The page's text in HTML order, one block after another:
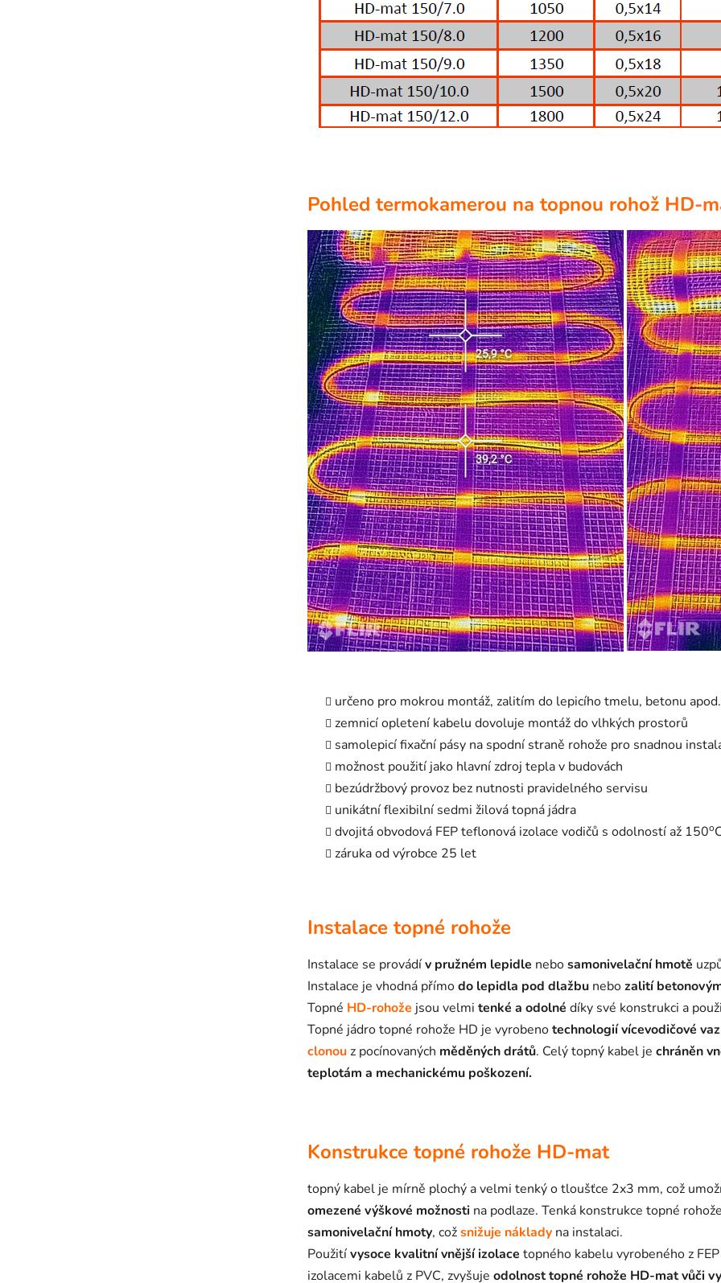
Pohled termokamerou na topnou rohož HD-
určeno pro mokrou montáž, zalitím do lepicího tmelu, betonu apod.
zemnicí opletení kabelu dovoluje montáž do vlhkých prostorů
samolepicí fixační pásy na spodní straně rohože pro snadnou
možnost použití jako hlavní zdroj tepla v budovách
bezúdržbový provoz bez nutnosti pravidelného servisu
unikátní flexibilní sedmi žilová topná jádra
dvojitá obvodová FEP teflonová izolace vodičů s odolností až 150o
záruka od výrobce 25 let
Instalace topné rohože
Instalace se provádív pružném lepidle nebosamonivelační hmotě
Instalace je vhodná přímodo lepidla pod dlažbu nebozalití
Topné HD-rohože jsou velmi tenké a odolné díky své konstrukci a
Topné jádro topné rohože HD je vyrobenotechnologií vícevodičové
clonouz pocínovaných měděných drátů. Celý topný kabel je chráněn
teplotám a mechanickému poškození.
Konstrukce topné rohože HD-mat
topný kabel je mírně plochý a velmi tenký o tloušťce 2x3 mm, což
omezené výškové možnosti na podlaze. Tenká konstrukce topné
samonivelační hmoty, cožsnižuje náklady na instalaci.
Použitívysoce kvalitní vnější izolace topného kabelu vyrobeného z
izolacemi kabelů z PVC, zvyšuje odolnost topné rohože HD-mat vůči